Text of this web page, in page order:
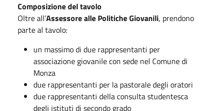
Composizione del tavolo
Oltre all’Assessore alle Politiche Giovanili, prendono
parte al tavolo:
un massimo di due rappresentanti per
associazione giovanile con sede nel Comune di
Monza
due rappresentanti per la pastorale degli oratori
due rappresentanti della consulta studentesca
degli istituti di secondo grado